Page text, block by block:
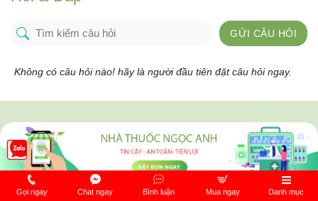
GỬI CÂU HỎI
Không có câu hỏi nào! hãy là người đầu tiên đặt câu hỏi ngay.
Gọi ngay Chat ngay Bình luận Mua ngay Danh mục